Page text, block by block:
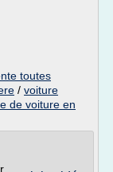
toutes
/ voiture
de voiture en